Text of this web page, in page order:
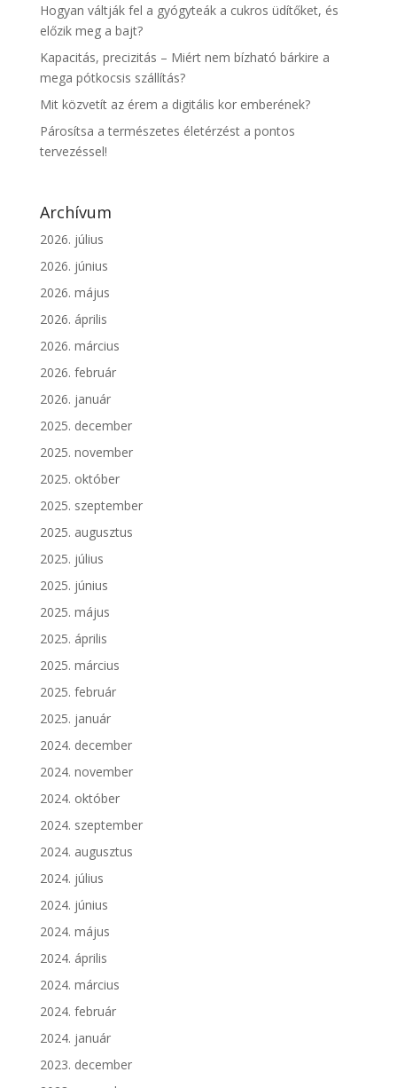
Hogyan váltják fel a gyógyteák a cukros üdítőket, és
előzik meg a bajt?
Kapacitás, precizitás – Miért nem bízható bárkire a
mega pótkocsis szállítás?
Mit közvetít az érem a digitális kor emberének?
Párosítsa a természetes életérzést a pontos
tervezéssel!
Archívum
2026. július
2026. június
2026. május
2026. április
2026. március
2026. február
2026. január
2025. december
2025. november
2025. október
2025. szeptember
2025. augusztus
2025. július
2025. június
2025. május
2025. április
2025. március
2025. február
2025. január
2024. december
2024. november
2024. október
2024. szeptember
2024. augusztus
2024. július
2024. június
2024. május
2024. április
2024. március
2024. február
2024. január
2023. december